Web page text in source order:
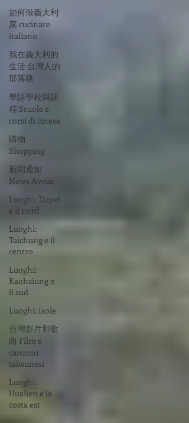
如何做義大利
菜 cucinare
italiano
我在義大利的
生活 台灣人的
部落格
華語學校與課
程 Scuole e
corsi di cinese
購物
Shopping
新聞通知
News Avvisi
Luoghi: Taipei
e il nord
Luoghi:
Taichung e il
centro
Luoghi:
Kaohsiung e
il sud
Luoghi: Isole
台灣影片和歌
曲 Film e
canzoni
taiwanesi
Luoghi:
Hualien e la
costa est